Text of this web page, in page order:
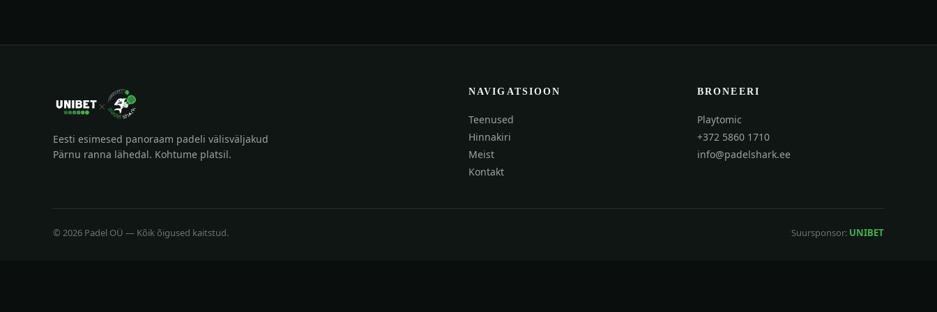
Eesti esimesed panoraam padeli välisväljakud
Pärnu ranna lähedal. Kohtume platsil.
NAVIGATSIOON
Teenused
Hinnakiri
Meist
Kontakt
BRONEERI
Playtomic
+372 5860 1710
info@padelshark.ee
© 2026 Padel OÜ — Kõik õigused kaitstud. Suursponsor: UNIBET